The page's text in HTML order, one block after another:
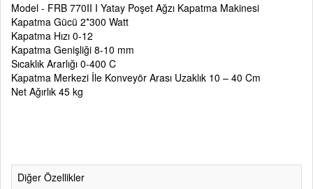
Model - FRB 770II I Yatay Poşet Ağzı Kapatma Makinesi
Kapatma Gücü 2*300 Watt
Kapatma Hızı 0-12
Kapatma Genişliği 8-10 mm
Sıcaklık Ararlığı 0-400 C
Kapatma Merkezi İle Konveyör Arası Uzaklık 10 – 40 Cm
Net Ağırlık 45 kg
Diğer Özellikler